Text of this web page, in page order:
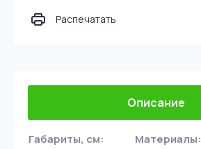
Распечатать
Описание
Габариты, см: Материалы: